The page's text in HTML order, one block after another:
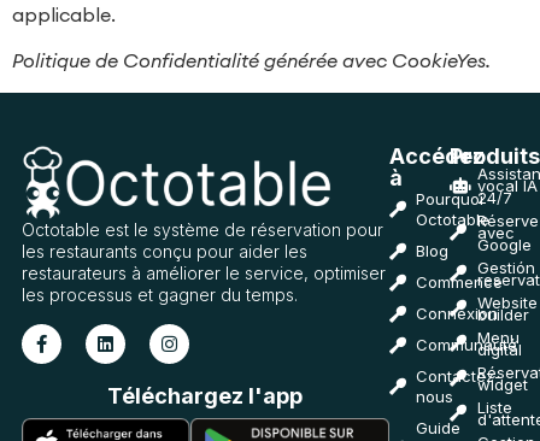
applicable.
Politique de Confidentialité générée avec CookieYes.
Octotable est le système de réservation pour
les restaurants conçu pour aider les
restaurateurs à améliorer le service, optimiser
les processus et gagner du temps.
Téléchargez l'app
Accédez
à
Pourquoi
Octotable
Blog
Commence
Connexion
Communauté
Contactez-
nous
Guide
Produits
vocal IA
24/7
avec
Google
Gestión
Website
builder
Menu
digital
widget
Liste